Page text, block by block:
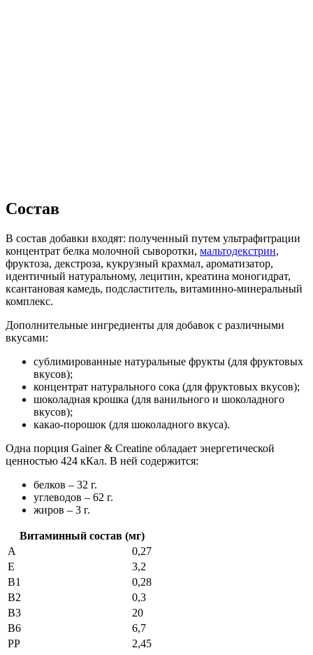
Состав
В состав добавки входят: полученный путем ультрафитрации
концентрат белка молочной сыворотки, мальтодекстрин,
фруктоза, декстроза, кукрузный крахмал, ароматизатор,
идентичный натуральному, лецитин, креатина моногидрат,
ксантановая камедь, подсластитель, витаминно-минеральный
комплекс.
Дополнительные ингредиенты для добавок с различными
вкусами:
сублимированные натуральные фрукты (для фруктовых
вкусов);
концентрат натурального сока (для фруктовых вкусов);
шоколадная крошка (для ванильного и шоколадного
вкусов);
какао-порошок (для шоколадного вкуса).
Одна порция Gainer & Creatine обладает энергетической
ценностью 424 кКал. В ней содержится:
белков – 32 г.
углеводов – 62 г.
жиров – 3 г.
Витаминный состав (мг)
A
0,27
E
3,2
B1
0,28
B2
0,3
B3
20
B6
6,7
PP
2,45